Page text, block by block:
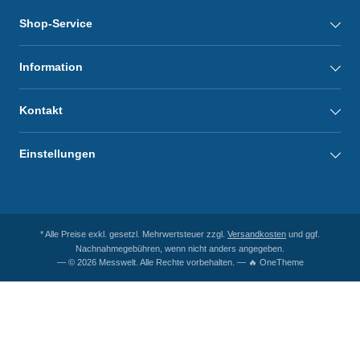
Shop-Service
Information
Kontakt
Einstellungen
* Alle Preise exkl. gesetzl. Mehrwertsteuer zzgl. Versandkosten und ggf.
Nachnahmegebühren, wenn nicht anders angegeben.
— © 2026 Messwelt. Alle Rechte vorbehalten. — 🔥 OneTheme